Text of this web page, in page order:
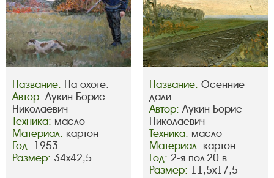
Название: На охоте.
Автор: Лукин Борис
Николаевич
Техника: масло
Материал: картон
Год: 1953
Размер: 34х42,5
Название: Осенние
дали
Автор: Лукин Борис
Николаевич
Техника: масло
Материал: картон
Год: 2-я пол.20 в.
Размер: 11,5х17,5